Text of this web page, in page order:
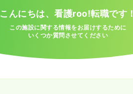
こんにちは、看護roo!転職です！
この施設に関する情報をお届けするために
いくつか質問させてください